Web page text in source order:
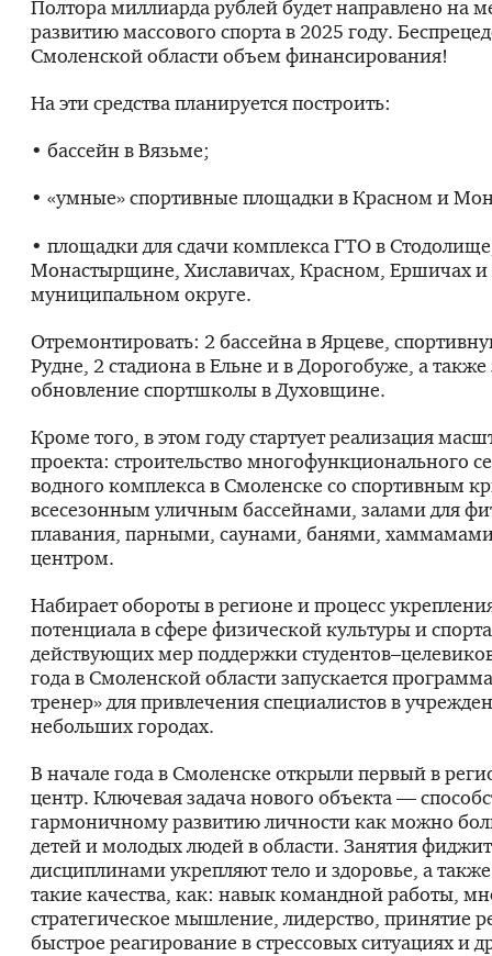
Полтора миллиарда рублей будет направлено на
развитию массового спорта в 2025 году.
Смоленской области объем финансирования!
На эти средства планируется построить:
• бассейн в Вязьме;
• «умные» спортивные площадки в Красном и
• площадки для сдачи комплекса ГТО в
Монастырщине, Хиславичах, Красном, Ершичах
муниципальном округе.
Отремонтировать: 2 бассейна в Ярцеве,
Рудне, 2 стадиона в Ельне и в Дорогобуже, а
обновление спортшколы в Духовщине.
Кроме того, в этом году стартует реализация
проекта: строительство многофункционального
водного комплекса в Смоленске со спортивным
всесезонным уличным бассейнами, залами для
плавания, парными, саунами, банями,
центром.
Набирает обороты в регионе и процесс
потенциала в сфере физической культуры и
действующих мер поддержки
года в Смоленской области запускается
тренер» для привлечения специалистов в
небольших городах.
В начале года в Смоленске открыли первый в
центр. Ключевая задача нового объекта —
гармоничному развитию личности как можно
детей и молодых людей в области. Занятия
дисциплинами укрепляют тело и здоровье, а
такие качества, как: навык командной работы,
стратегическое мышление, лидерство, принятие
быстрое реагирование в стрессовых ситуациях и